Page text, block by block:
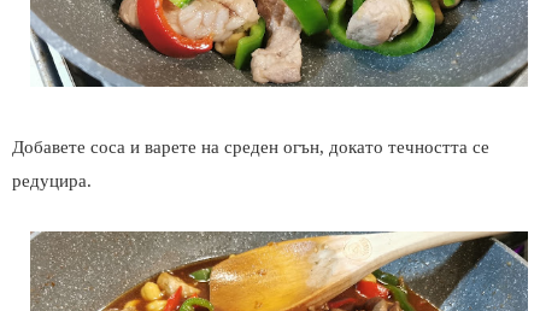
Добавете соса и варете на среден огън, докато течността се
редуцира.